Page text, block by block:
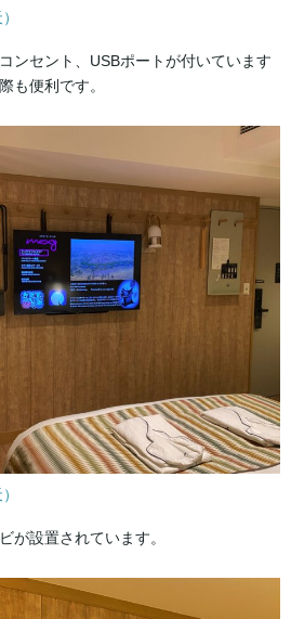
ンセント、USBポートが付いています
も便利です。
が設置されています。